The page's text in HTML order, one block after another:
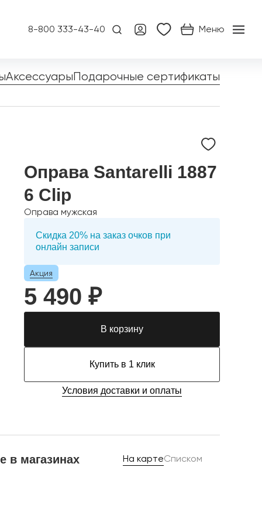
8-800 333-43-40 Меню
АксессуарыПодарочные сертификаты
Оправа Santarelli 1887
6 Clip
Оправа мужская
Скидка 20% на заказ очков при
онлайн записи
Акция
5 490 ₽
В корзину
Купить в 1 клик
Условия доставки и оплаты
в магазинах На картеСписком